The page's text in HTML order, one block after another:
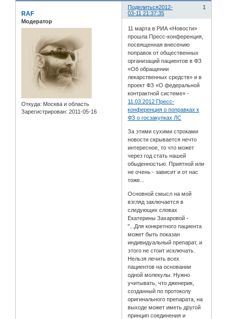
Поделиться 1
2012-
03-11 21:37:35
RAF
Модератор
Откуда: Москва и область
Зарегистрирован: 2011-05-16
11 марта в РИА «Новости»
прошла Пресс-конференция,
посвященная внесению
поправок от общественных
организаций пациентов в ФЗ
«Об обращении
лекарственных средств» и в
проект ФЗ «О федеральной
контрактной системе» -
11.03.2012 Пресс-
конференция о поправках к
ФЗ о госзакупках ЛС
За этими сухими строками
новости скрывается нечто
интересное, то что может
через год стать нашей
обыденностью. Приятной или
не очень - зависит и от нас
тоже...
Основной смысл на мой
взгляд заключается в
следующих словах
Екатерины Захаровой -
"...Для конкретного пациента
может быть показан
индивидуальный препарат, и
этого не стоит исключать.
Нельзя лечить всех
пациентов на основании
одной молекулы. Нужно
учитывать, что дженерик,
созданный по протоколу
оригинального препарата, на
выходе может иметь другой
принцип соединения и